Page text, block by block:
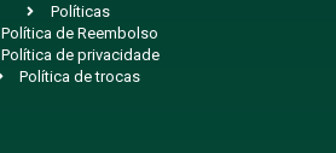
Políticas
Política de Reembolso
Política de privacidade
Política de trocas